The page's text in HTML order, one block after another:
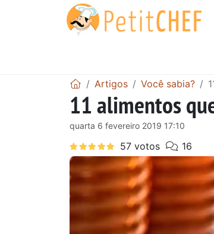
Artigos Você sabia?
11 alimentos
quarta 6 fevereiro 2019 17:10